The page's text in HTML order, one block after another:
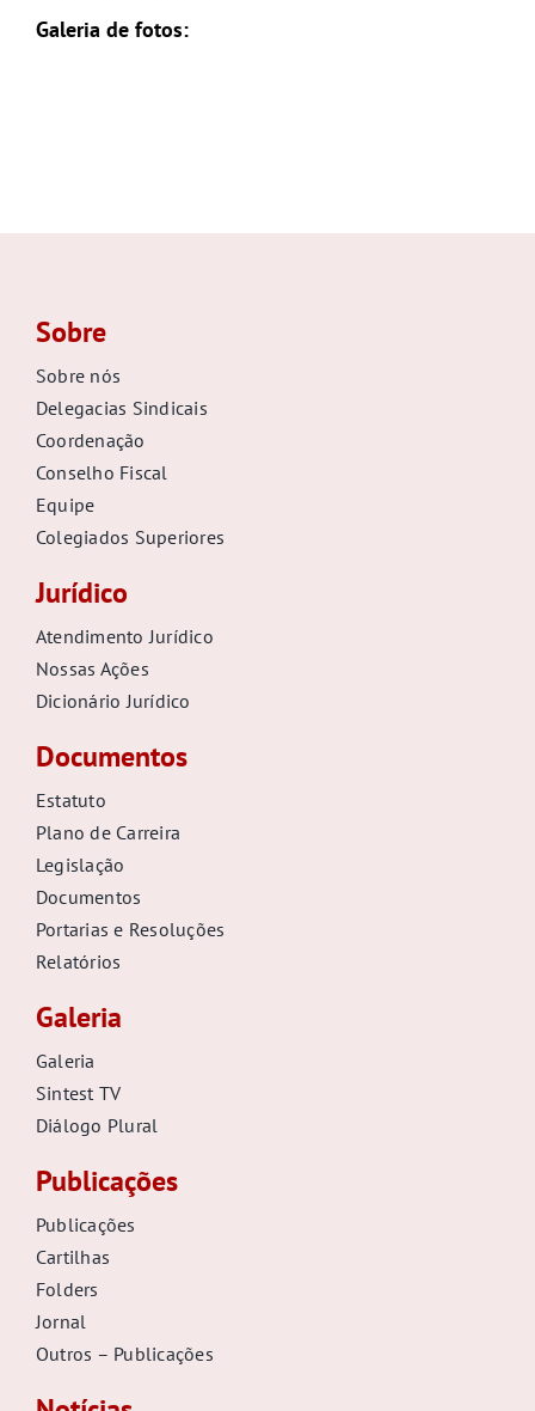
Galeria de fotos:
Sobre
Sobre nós
Delegacias Sindicais
Coordenação
Conselho Fiscal
Equipe
Colegiados Superiores
Jurídico
Atendimento Jurídico
Nossas Ações
Dicionário Jurídico
Documentos
Estatuto
Plano de Carreira
Legislação
Documentos
Portarias e Resoluções
Relatórios
Galeria
Galeria
Sintest TV
Diálogo Plural
Publicações
Publicações
Cartilhas
Folders
Jornal
Outros – Publicações